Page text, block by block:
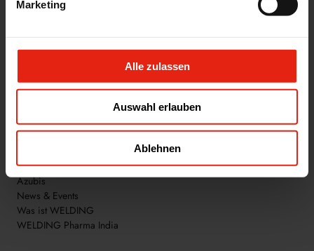
Marketing
Alle zulassen
Auswahl erlauben
Ablehnen
WIR SIND WELDING!
Jobs
Azubis
News & Events
Was ist WELDING
WELDING Pharma India